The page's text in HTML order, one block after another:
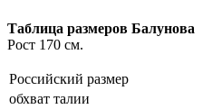
Таблица размеров Балунова
Рост 170 см.
Российский размер
обхват талии